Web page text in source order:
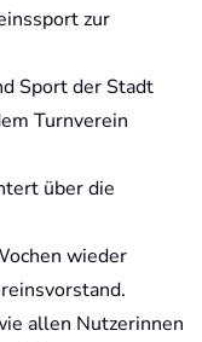
zur
Sport der Stadt
Turnverein
über die
wieder
allen Nutzerinnen